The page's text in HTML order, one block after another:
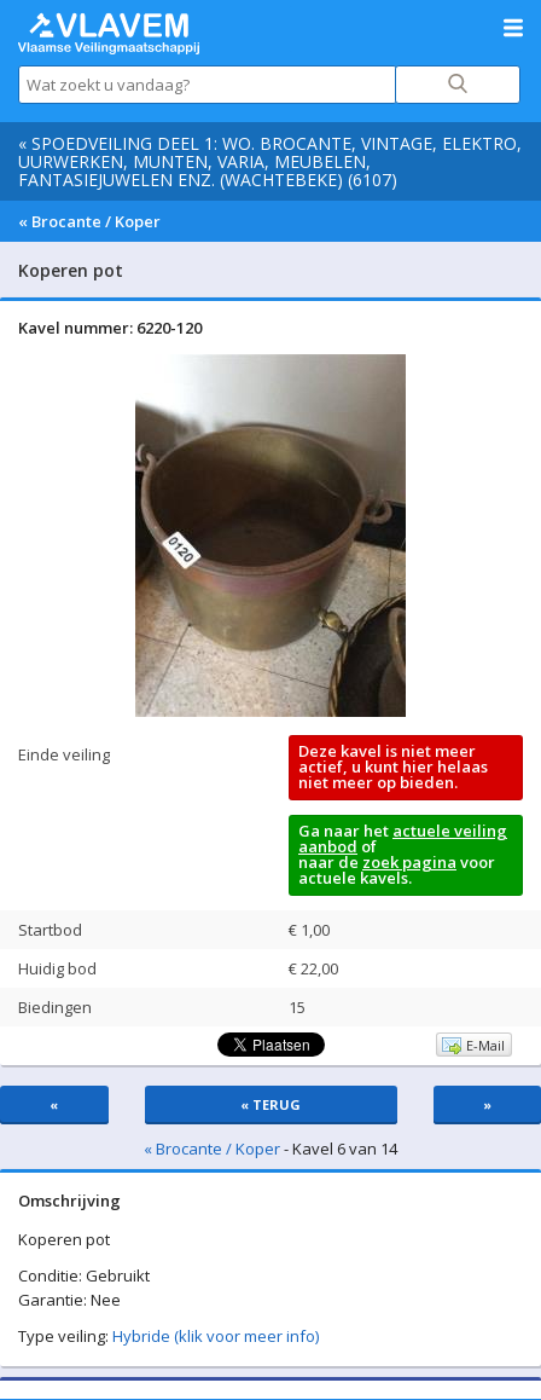
« SPOEDVEILING DEEL 1: WO. BROCANTE, VINTAGE, ELEKTRO,
UURWERKEN, MUNTEN, VARIA, MEUBELEN,
FANTASIEJUWELEN ENZ. (WACHTEBEKE) (6107)
« Brocante / Koper
Koperen pot
Kavel nummer: 6220-120
Einde veiling Deze kavel is niet meer
actief, u kunt hier helaas
niet meer op bieden.
Ga naar het actuele veiling
aanbod of
naar de zoek pagina voor
actuele kavels.
Startbod
€ 1,00
Huidig bod
€22,00
Biedingen
15
E-Mail
« « TERUG »
« Brocante / Koper- Kavel 6 van 14
Omschrijving
Koperen pot
Conditie: Gebruikt
Garantie: Nee
Type veiling: Hybride (klik voor meer info)